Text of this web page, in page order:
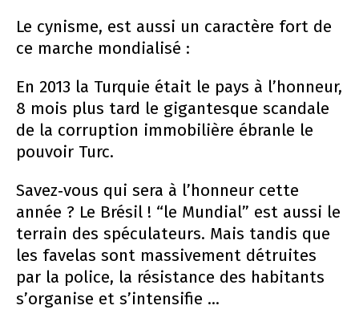
Le cynisme, est aussi un caractère fort de
ce marche mondialisé :
En 2013 la Turquie était le pays à l’honneur,
8 mois plus tard le gigantesque scandale
de la corruption immobilière ébranle le
pouvoir Turc.
Savez­‐vous qui sera à l’honneur cette
année ? Le Brésil ! “le Mundial” est aussi le
terrain des spéculateurs. Mais tandis que
les favelas sont massivement détruites
par la police, la résistance des habitants
s’organise et s’intensifie ...